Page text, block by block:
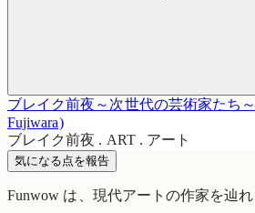
ブレイク前夜～次世代の芸術家たち
Fujiwara)
ブレイク前夜 . ART . アート
気になる点を報告
Funwow は、現代アートの作家を辿れ